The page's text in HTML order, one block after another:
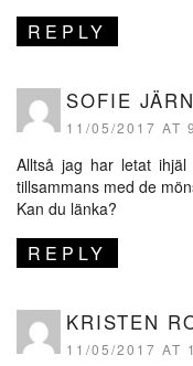
REPLY
SOFIE
11/05/2017 AT
Alltså jag har letat
tillsammans med de
Kan du länka?
REPLY
KRISTEN
11/05/2017 AT